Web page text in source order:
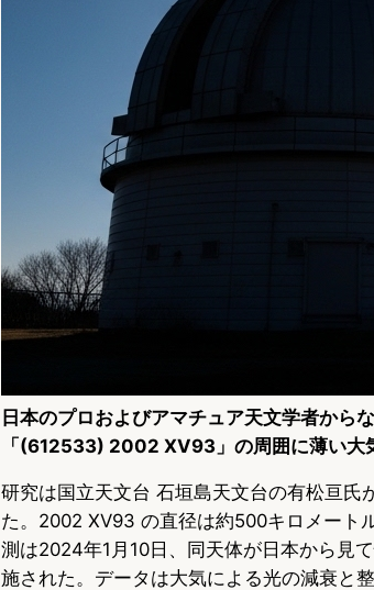
日本のプロおよびアマチュア天文学者から
「(612533) 2002 XV93」の周囲に薄い大
研究は国立天文台 石垣島天文台の有松亘
た。2002 XV93 の直径は約500キロメート
測は2024年1月10日、同天体が日本から見
施された。データは大気による光の減衰と